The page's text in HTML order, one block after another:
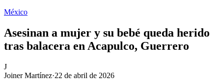
México
Asesinan a mujer y su bebé queda herido
tras balacera en Acapulco, Guerrero
J
Joiner Martínez·22 de abril de 2026